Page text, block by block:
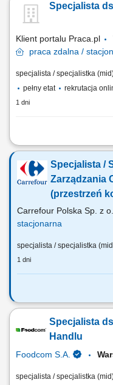
handlowe) Aktywna
planów sprzedażowych;
Specjalista
Klient portalu Praca.pl
praca zdalna /
specjalista / specjalistka
pełny etat
rekrutacja
1 dni
wykonywanie połączeń
zachęcanie klientów do
terminach, lokalizacjach i
pomoc w wyborze...
Specjalista /
Zarządzania
(przestrzeń
Carrefour Polska Sp. z
stacjonarna
specjalista / specjalistka
1 dni
Twoje zadania: bieżąca
prowadzenie kalendarza
przestrzeni pod
Specjalista
Handlu
Foodcom S.A.
specjalista / specjalistka